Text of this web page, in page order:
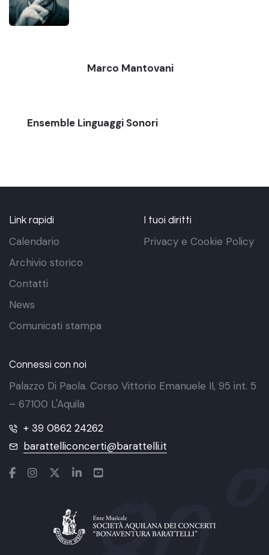
Marco Mantovani
Ensemble Linguaggi Sonori
Link rapidi
Calendario
Archivio storico
Contatti
News
Comunicati stampa
I tuoi diritti
Privacy e Cookie Policy
Connessi con noi
Palazzo Di Paola. Corso Vittorio Emanuele II, 95 int. 5
– 67100 L'Aquila
+ 39 0862 24262
barattelliconcerti@barattelli.it